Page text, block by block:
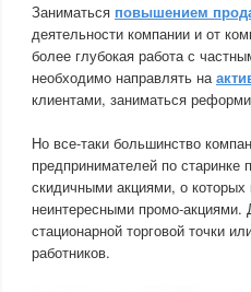
Заниматься повышением
деятельности компании и от
более глубокая работа с
необходимо направлять на
клиентами, заниматься
Но все-таки большинство
предпринимателей по старинке
скидичными акциями, о
неинтересными промо-акциями.
стационарной торговой точки
работников.